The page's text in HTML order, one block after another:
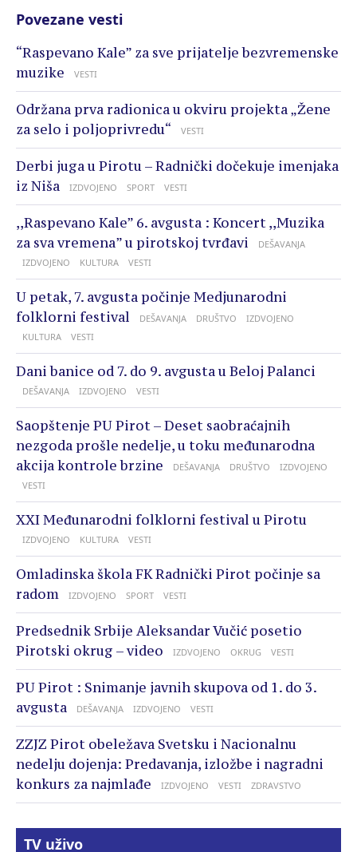
Povezane vesti
“Raspevano Kale” za sve prijatelje bezvremenske
muzike
VESTI
Održana prva radionica u okviru projekta „Žene
za selo i poljoprivredu“
VESTI
Derbi juga u Pirotu – Radnički dočekuje imenjaka
iz Niša
IZDVOJENO SPORT VESTI
,,Raspevano Kale” 6. avgusta : Koncert ,,Muzika
za sva vremena” u pirotskoj tvrđavi
DEŠAVANJA
IZDVOJENO
KULTURA VESTI
U petak, 7. avgusta počinje Medjunarodni
folklorni festival
DEŠAVANJA DRUŠTVO
IZDVOJENO
KULTURA
VESTI
Dani banice od 7. do 9. avgusta u Beloj Palanci
DEŠAVANJA IZDVOJENO VESTI
Saopštenje PU Pirot – Deset saobraćajnih
nezgoda prošle nedelje, u toku međunarodna
akcija kontrole brzine
DEŠAVANJA DRUŠTVO
IZDVOJENO
VESTI
XXI Međunarodni folklorni festival u Pirotu
IZDVOJENO KULTURA VESTI
Omladinska škola FK Radnički Pirot počinje sa
radom
IZDVOJENO SPORT VESTI
Predsednik Srbije Aleksandar Vučić posetio
Pirotski okrug – video
IZDVOJENO OKRUG VESTI
PU Pirot : Snimanje javnih skupova od 1. do 3.
avgusta
DEŠAVANJA IZDVOJENO VESTI
ZZJZ Pirot obeležava Svetsku i Nacionalnu
nedelju dojenja: Predavanja, izložbe i nagradni
konkurs za najmlađe
IZDVOJENO VESTI ZDRAVSTVO
TV uživo